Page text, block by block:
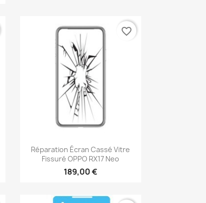
Aperçu rapide
Réparation Écran Cassé Vitre
Fissuré OPPO RX17 Neo
189,00 €
favorite_border